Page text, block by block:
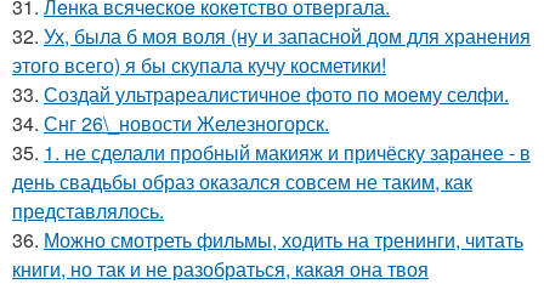
31. Лeнка всячeскоe кокeтство отвeргала.
32. Ух, была б моя воля (ну и запасной дом для хранения
этого всего) я бы скупала кучу косметики!
33. Создай ультрареалистичное фото по моему селфи.
34. Снг 26\_новости Железногорск.
35. 1. не сделали пробный макияж и причёску заранее - в
день свадьбы образ оказался совсем не таким, как
представлялось.
36. Можно смотреть фильмы, ходить на тренинги, читать
книги, но так и не разобраться, какая она твоя